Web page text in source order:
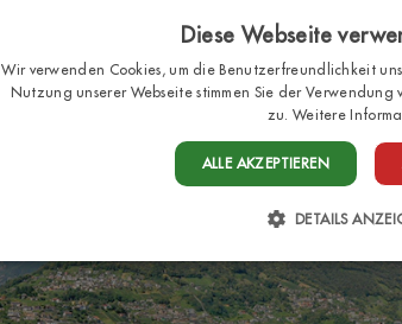
Diese Webseite
Wir verwenden Cookies, um die Benutzerfreundlichkeit
Nutzung unserer Webseite stimmen Sie der
zu. Weitere
ALLE AKZEPTIEREN
DETAILS